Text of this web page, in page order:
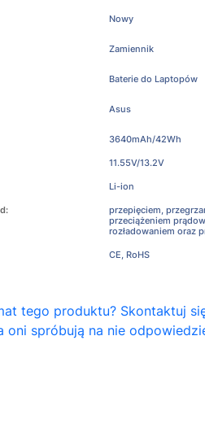
Nowy
Zamiennik
Baterie do Laptopów
Asus
3640mAh/42Wh
11.55V/13.2V
Li-ion
przepięciem,
przeciążeniem
rozładowaniem oraz
CE, RoHS
tego produktu? Skontaktuj
oni spróbują na nie